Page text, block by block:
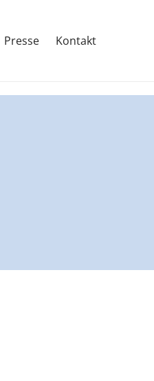
Presse Kontakt